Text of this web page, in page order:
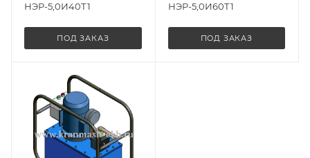
НЭР-5,0И40Т1
ПОД ЗАКАЗ
НЭР-5,0И60Т1
ПОД ЗАКАЗ